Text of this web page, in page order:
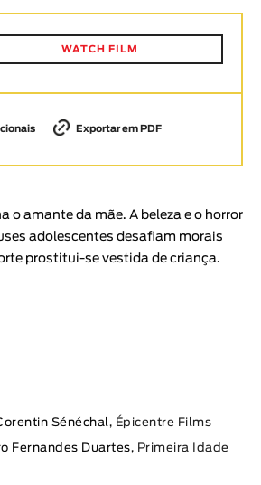
WATCH FILM
Exportar em PDF
o amante da mãe. A beleza e o horror
adolescentes desafiam morais
prostitui-se vestida de criança.
Sénéchal, Épicentre Films
Fernandes Duartes, Primeira Idade